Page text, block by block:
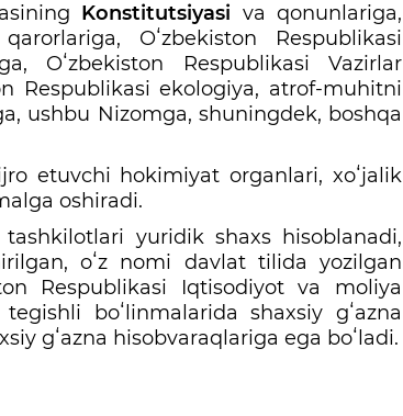
Konstitutsiyasi va qonunlariga,
Oʻzbekiston Respublikasi
Oʻzbekiston Respublikasi Vazirlar
Respublikasi ekologiya, atrof-muhitni
ushbu Nizomga, shuningdek, boshqa
etuvchi hokimiyat organlari, xoʻjalik
oshiradi.
yuridik shaxs hisoblanadi,
oʻz nomi davlat tilida yozilgan
Respublikasi Iqtisodiyot va moliya
boʻlinmalarida shaxsiy gʻazna
gʻazna hisobvaraqlariga ega boʻladi.